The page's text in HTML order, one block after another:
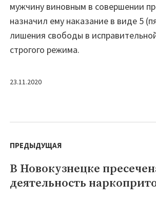
23.11.2020
мужчину виновным в совершении
назначил ему наказание в виде 5
лишения свободы в
строгого режима.
по
записям
ПРЕДЫДУЩАЯ
Предыдущая
запись:
В Новокузнецке
деятельность